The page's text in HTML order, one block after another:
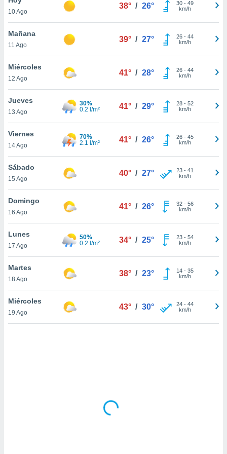
en
más
nuestra
de
cookies
aceptar
En
de que
el sitio
se
10 Ago
38° / 26° 30- 49
km/h
Mañana
11 Ago
39° / 27° 26- 44
km/h
Miércoles
12 Ago
41° / 28° 26- 44
km/h
Jueves
13 Ago
30%
0.2 l/m²
41° / 29° 28- 52
km/h
Viernes
14 Ago
70%
2.1 l/m²
41° / 26° 26- 45
km/h
Sábado
15 Ago
40° / 27° 23- 41
km/h
Domingo
16 Ago
41° / 26° 32- 56
km/h
Lunes
17 Ago
50%
0.2 l/m²
34° / 25° 23- 54
km/h
Martes
18 Ago
38° / 23° 14- 35
km/h
Miércoles
19 Ago
43° / 30° 24- 44
km/h